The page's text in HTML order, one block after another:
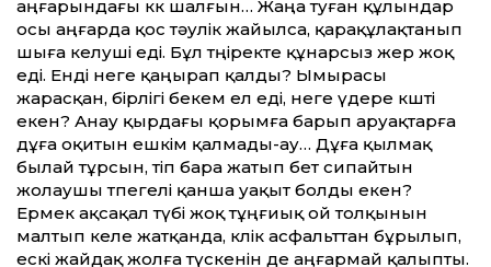
аңғарындағы көк шалғын… Жаңа туған құлындар
осы аңғарда қос тәулік жайылса, қарақұлақтанып
шыға келуші еді. Бұл төңіректе құнарсыз жер жоқ
еді. Енді неге қаңырап қалды? Ымырасы
жарасқан, бірлігі бекем ел еді, неге үдере көшті
екен? Анау қырдағы қорымға барып аруақтарға
дұға оқитын ешкім қалмады-ау… Дұға қылмақ
былай тұрсын, өтіп бара жатып бет сипайтын
жолаушы өтпегелі қанша уақыт болды екен?
Ермек ақсақал түбі жоқ тұңғиық ой толқынын
малтып келе жатқанда, көлік асфальттан бұрылып,
ескі жайдақ жолға түскенін де аңғармай қалыпты.